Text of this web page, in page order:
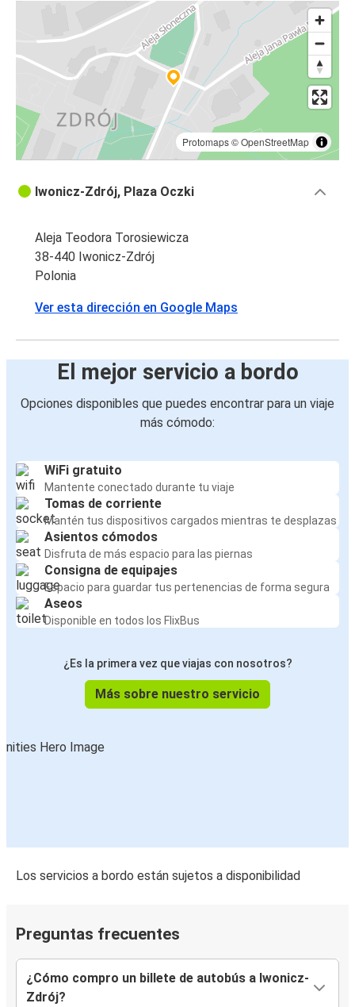
Protomaps©OpenStreetMap
Iwonicz-Zdrój, Plaza Oczki
Aleja Teodora Torosiewicza
38-440 Iwonicz-Zdrój
Polonia
Ver esta dirección en Google Maps
El mejor servicio a bordo
Opciones disponibles que puedes encontrar para un viaje
más cómodo:
WiFi gratuito
Mantente conectado durante tu viaje
Tomas de corriente
Mantén tus dispositivos cargados mientras te desplazas
Asientos cómodos
Disfruta de más espacio para las piernas
Consigna de equipajes
Espacio para guardar tus pertenencias de forma segura
Aseos
Disponible en todos los FlixBus
¿Es la primera vez que viajas con nosotros?
Más sobre nuestro servicio
Los servicios a bordo están sujetos a disponibilidad
Preguntas frecuentes
¿Cómo compro un billete de autobús a Iwonicz-
Zdrój?